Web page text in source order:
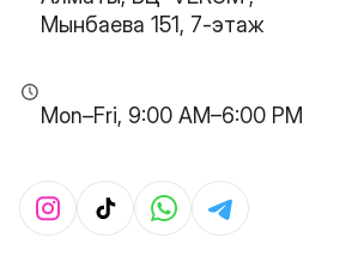
Мынбаева 151, 7-этаж
Mon–Fri, 9:00 AM–6:00 PM